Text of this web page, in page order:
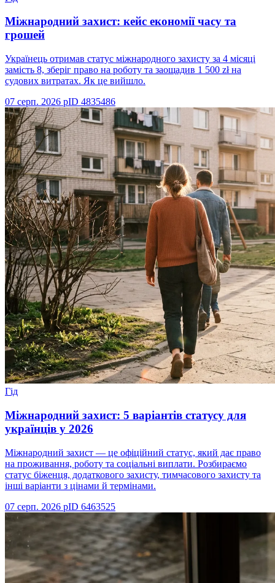
Міжнародний захист: кейс економії часу та
грошей
Українець отримав статус міжнародного захисту за 4 місяці
замість 8, зберіг право на роботу та заощадив 1 500 zł на
судових витратах. Як це вийшло.
07 серп. 2026 рID 4835486
Гід
Міжнародний захист: 5 варіантів статусу для
українців у 2026
Міжнародний захист — це офіційний статус, який дає право
на проживання, роботу та соціальні виплати. Розбираємо
статус біженця, додаткового захисту, тимчасового захисту та
інші варіанти з цінами й термінами.
07 серп. 2026 рID 6463525